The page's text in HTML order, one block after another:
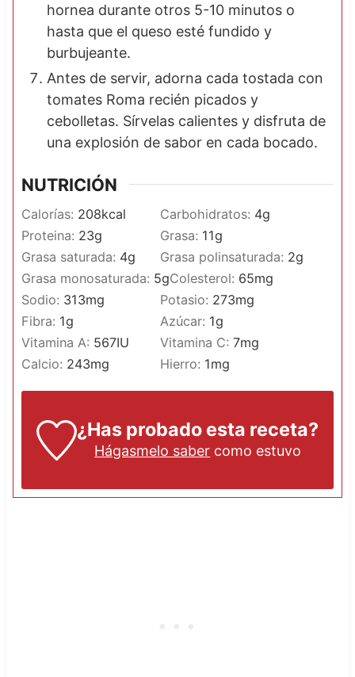
hornea durante otros 5-10 minutos o
hasta que el queso esté fundido y
burbujeante.
Antes de servir, adorna cada tostada con
tomates Roma recién picados y
cebolletas. Sírvelas calientes y disfruta de
una explosión de sabor en cada bocado.
NUTRICIÓN
Calorías: 208kcal Carbohidratos: 4g
Proteina: 23g Grasa: 11g
Grasa saturada: 4g Grasa polinsaturada: 2g
Grasa monosaturada: 5gColesterol: 65mg
Sodio: 313mg Potasio: 273mg
Fibra: 1g Azúcar: 1g
Vitamina A: 567IU Vitamina C: 7mg
Calcio: 243mg Hierro: 1mg
¿Has probado esta receta?
Hágasmelo saber como estuvo